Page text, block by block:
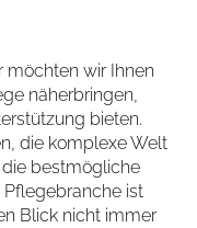
möchten wir Ihnen
näherbringen,
bieten.
die komplexe Welt
bestmögliche
Pflegebranche ist
Blick nicht immer